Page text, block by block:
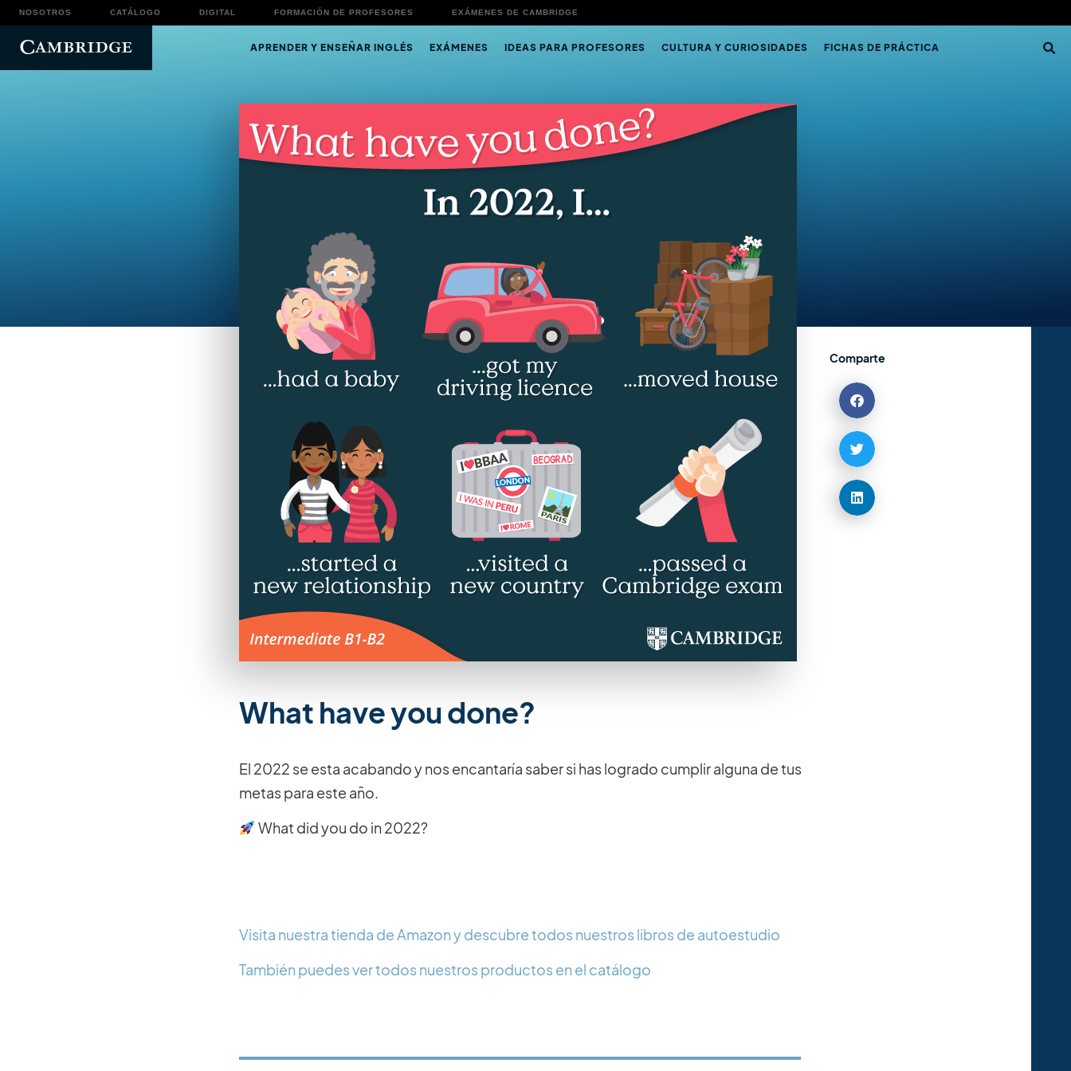
NOSOTROS CATÁLOGO DIGITAL FORMACIÓN DE PROFESORES EXÁMENES DE CAMBRIDGE
APRENDER Y ENSEÑAR INGLÉS EXÁMENES IDEAS PARA PROFESORES CULTURA Y CURIOSIDADES FICHAS DE PRÁCTICA
What have you done?
El 2022 se esta acabando y nos encantaría saber si has logrado cumplir alguna de tus
metas para este año.
What did you do in 2022?⁣
Visita nuestra tienda de Amazon y descubre todos nuestros libros de autoestudio
También puedes ver todos nuestros productos en el catálogo
Comparte